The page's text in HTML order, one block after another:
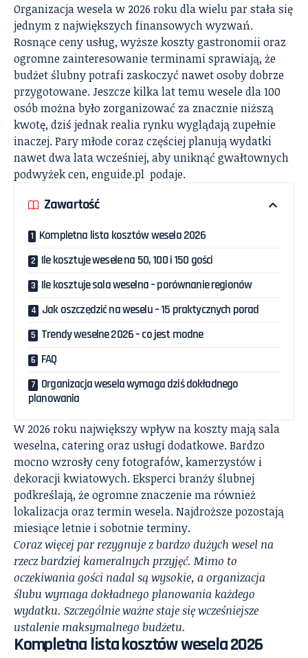
Organizacja wesela w 2026 roku dla wielu par stała się
jednym z największych finansowych wyzwań.
Rosnące ceny usług, wyższe koszty gastronomii oraz
ogromne zainteresowanie terminami sprawiają, że
budżet ślubny potrafi zaskoczyć nawet osoby dobrze
przygotowane. Jeszcze kilka lat temu wesele dla 100
osób można było zorganizować za znacznie niższą
kwotę, dziś jednak realia rynku wyglądają zupełnie
inaczej. Pary młode coraz częściej planują wydatki
nawet dwa lata wcześniej, aby uniknąć gwałtownych
podwyżek cen, enguide.pl podaje.
Zawartość
Kompletna lista kosztów wesela 2026
Ile kosztuje wesele na 50, 100 i 150 gości
Ile kosztuje sala weselna – porównanie regionów
Jak oszczędzić na weselu – 15 praktycznych porad
Trendy weselne 2026 – co jest modne
FAQ
Organizacja wesela wymaga dziś dokładnego
planowania
W 2026 roku największy wpływ na koszty mają sala
weselna, catering oraz usługi dodatkowe. Bardzo
mocno wzrosły ceny fotografów, kamerzystów i
dekoracji kwiatowych. Eksperci branży ślubnej
podkreślają, że ogromne znaczenie ma również
lokalizacja oraz termin wesela. Najdroższe pozostają
miesiące letnie i sobotnie terminy.
Coraz więcej par rezygnuje z bardzo dużych wesel na
rzecz bardziej kameralnych przyjęć. Mimo to
oczekiwania gości nadal są wysokie, a organizacja
ślubu wymaga dokładnego planowania każdego
wydatku. Szczególnie ważne staje się wcześniejsze
ustalenie maksymalnego budżetu.
Kompletna lista kosztów wesela 2026